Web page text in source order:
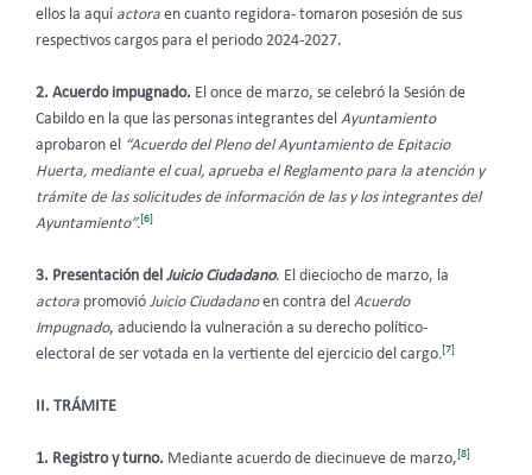
ellos la aquí actora en cuanto regidora- tomaron posesión de sus
respectivos cargos para el periodo 2024-2027.
2. Acuerdo impugnado. El once de marzo, se celebró la Sesión de
Cabildo en la que las personas integrantes del Ayuntamiento
aprobaron el
“Acuerdo del Pleno del Ayuntamiento de Epitacio
Huerta, mediante el cual, aprueba el Reglamento para la atención y
trámite de las solicitudes de información de las y los integrantes del
Ayuntamiento”.[6]
3. Presentación del Juicio Ciudadano. El dieciocho de marzo, la
actora promovió Juicio Ciudadanoen contra del Acuerdo
Impugnado, aduciendo la vulneración a su derecho político-
electoral de ser votada en la vertiente del ejercicio del cargo.[7]
II. TRÁMITE
1. Registro y turno. Mediante acuerdo de diecinueve de marzo,[8]